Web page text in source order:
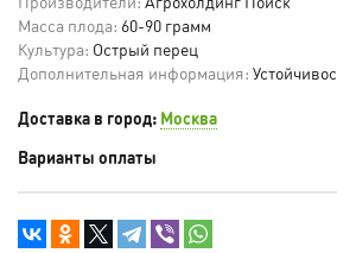
Масса плода: 60-90 грамм
Культура: Острый перец
Дополнительная информация:
Доставка в город: Москва
Варианты оплаты